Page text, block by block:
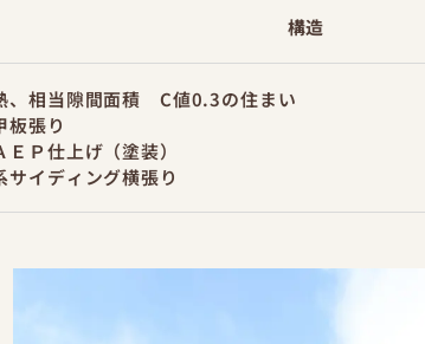
構造
、相当隙間面積 C値0.3の住まい
張り
Ｐ仕上げ（塗装）
サイディング横張り